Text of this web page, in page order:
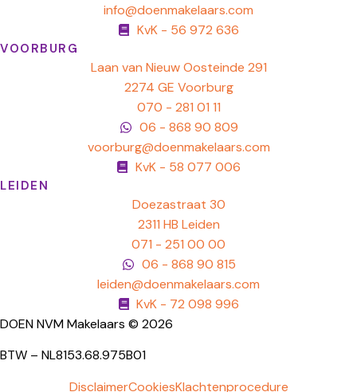
info@doenmakelaars.com
KvK - 56 972 636
VOORBURG
Laan van Nieuw Oosteinde 291
2274 GE Voorburg
070 - 281 01 11
06 - 868 90 809
voorburg@doenmakelaars.com
KvK - 58 077 006
LEIDEN
Doezastraat 30
2311 HB Leiden
071 - 251 00 00
06 - 868 90 815
leiden@doenmakelaars.com
KvK - 72 098 996
DOEN NVM Makelaars © 2026
BTW – NL8153.68.975B01
DisclaimerCookiesKlachtenprocedure